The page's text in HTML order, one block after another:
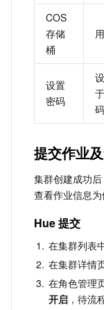
COS
存储
桶
设置
密码
码
提交作业
集群创建成功
查看作业信息为
Hue 提交
1. 在集群列表
2. 在集群详情
3. 在角色管理
开启 ，待流